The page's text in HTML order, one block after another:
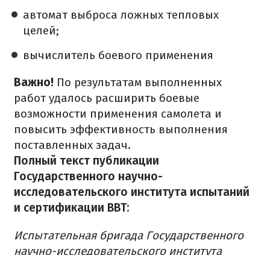
автомат выброса ложных тепловых
целей;
вычислитель боевого применения
Важно! По результатам выполненных
работ удалось расширить боевые
возможности применения самолета и
повысить эффективность выполнения
поставленных задач.
Полный текст публикации
Государственного научно-
исследовательского института испытаний
и сертификации ВВТ:
Испытательная бригада Государственного
научно-исследовательского института